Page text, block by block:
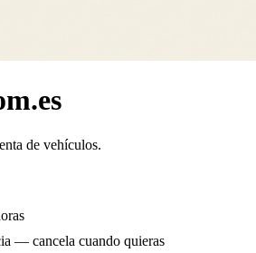
de vehículos.
— cancela cuando quieras